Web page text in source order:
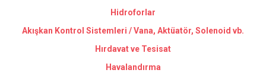
Hidroforlar
Akışkan Kontrol Sistemleri / Vana, Aktüatör, Solenoid vb.
Hırdavat ve Tesisat
Havalandırma